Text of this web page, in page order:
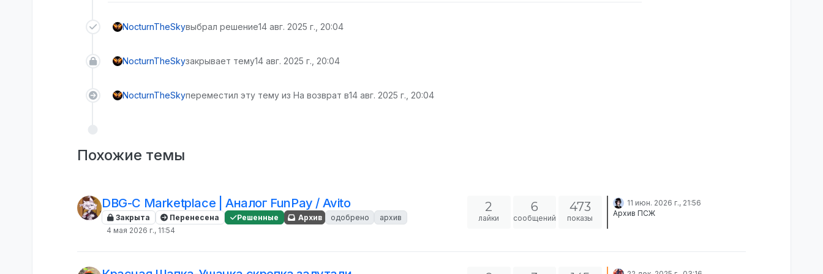
NocturnTheSkyвыбрал решение14 авг. 2025 г., 20:04
NocturnTheSkyзакрывает тему14 авг. 2025 г., 20:04
NocturnTheSkyпереместил эту тему из На возврат в14 авг. 2025 г., 20:04
Похожие темы
DBG-C Marketplace | Аналог FunPay / Avito
Закрыта Перенесена Решенные Архив одобрено
архив
4 мая 2026 г., 11:54
2
лайки
6
сообщений
473
показы
11 июн. 2026 г., 21:56
Архив ПСЖ